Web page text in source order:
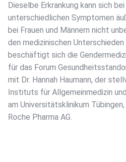
Dieselbe Erkrankung kann sich
unterschiedlichen Symptomen
bei Frauen und Männern nicht
den medizinischen
beschäftigt sich die
für das Forum
mit Dr. Hannah Haumann, der
Instituts für Allgemeinmedizin
am Universitätsklinikum
Roche Pharma AG.